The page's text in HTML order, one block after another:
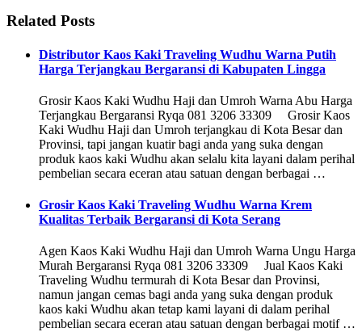
Related Posts
Distributor Kaos Kaki Traveling Wudhu Warna Putih
Harga Terjangkau Bergaransi di Kabupaten Lingga
Grosir Kaos Kaki Wudhu Haji dan Umroh Warna Abu Harga
Terjangkau Bergaransi Ryqa 081 3206 33309 Grosir Kaos
Kaki Wudhu Haji dan Umroh terjangkau di Kota Besar dan
Provinsi, tapi jangan kuatir bagi anda yang suka dengan
produk kaos kaki Wudhu akan selalu kita layani dalam perihal
pembelian secara eceran atau satuan dengan berbagai …
Grosir Kaos Kaki Traveling Wudhu Warna Krem
Kualitas Terbaik Bergaransi di Kota Serang
Agen Kaos Kaki Wudhu Haji dan Umroh Warna Ungu Harga
Murah Bergaransi Ryqa 081 3206 33309 Jual Kaos Kaki
Traveling Wudhu termurah di Kota Besar dan Provinsi,
namun jangan cemas bagi anda yang suka dengan produk
kaos kaki Wudhu akan tetap kami layani di dalam perihal
pembelian secara eceran atau satuan dengan berbagai motif …